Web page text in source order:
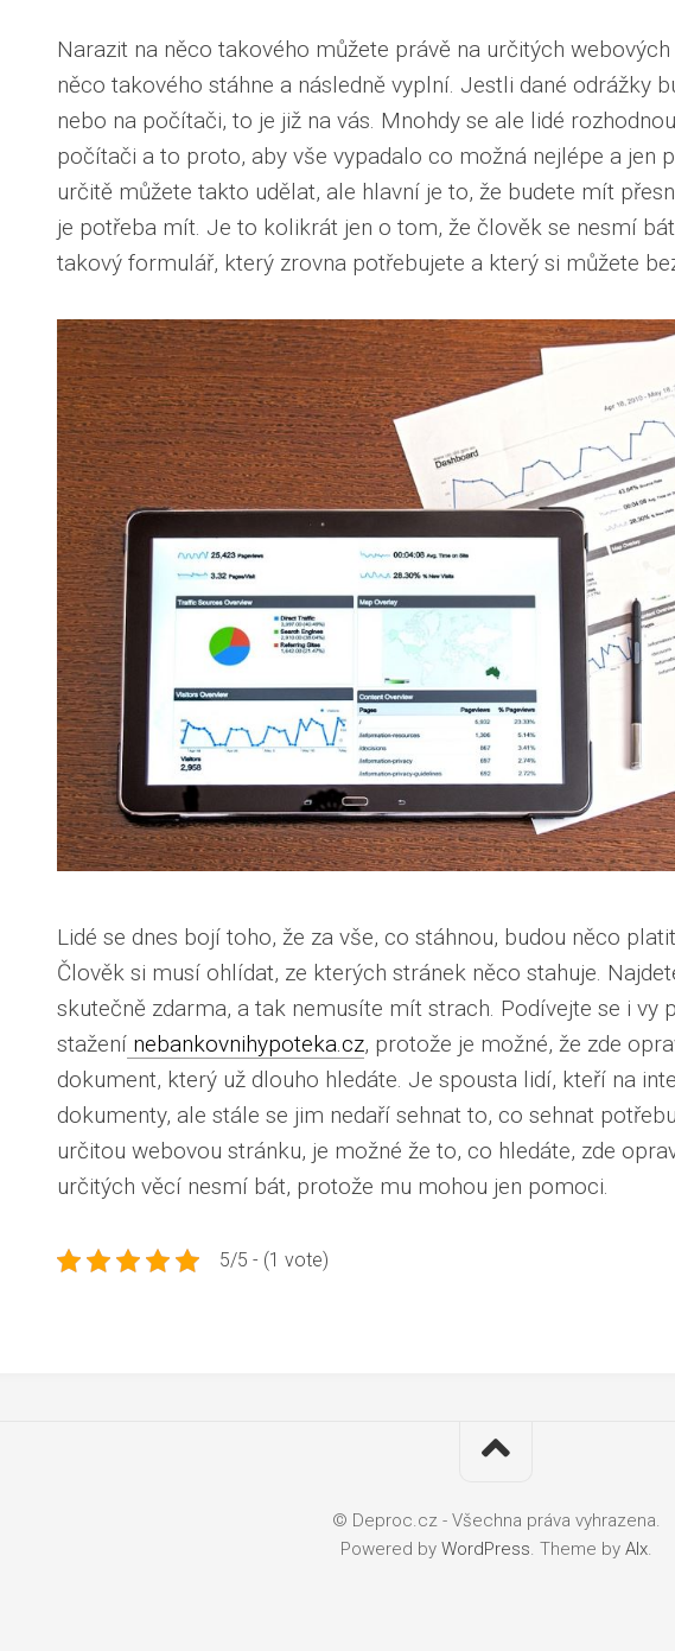
Narazit na něco takového můžete právě na určitých
něco takového stáhne a následně vyplní. Jestli dané odrážky
nebo na počítači, to je již na vás. Mnohdy se ale lidé
počítači a to proto, aby vše vypadalo co možná nejlépe a jen
určitě můžete takto udělat, ale hlavní je to, že budete mít
je potřeba mít. Je to kolikrát jen o tom, že člověk se nesmí
takový formulář, který zrovna potřebujete a který si můžete
Lidé se dnes bojí toho, že za vše, co stáhnou, budou něco
Člověk si musí ohlídat, ze kterých stránek něco stahuje.
skutečně zdarma, a tak nemusíte mít strach. Podívejte se i vy
stažení nebankovnihypoteka.cz, protože je možné, že zde
dokument, který už dlouho hledáte. Je spousta lidí, kteří na
dokumenty, ale stále se jim nedaří sehnat to, co sehnat
určitou webovou stránku, je možné že to, co hledáte, zde
určitých věcí nesmí bát, protože mu mohou jen pomoci.
5/5 - (1 vote)
© Deproc.cz - Všechna práva vyhrazena.
Powered by WordPress. Theme by Alx.